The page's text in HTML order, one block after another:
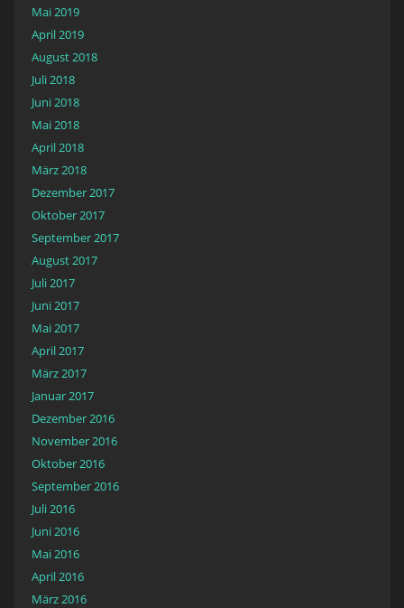
Mai 2019
April 2019
August 2018
Juli 2018
Juni 2018
Mai 2018
April 2018
März 2018
Dezember 2017
Oktober 2017
September 2017
August 2017
Juli 2017
Juni 2017
Mai 2017
April 2017
März 2017
Januar 2017
Dezember 2016
November 2016
Oktober 2016
September 2016
Juli 2016
Juni 2016
Mai 2016
April 2016
März 2016